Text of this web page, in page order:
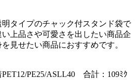
明タイプのチャック付スタンド袋で
上品さや可愛さを出したい商品企
見せたい商品におすすめです。
PET12/PE25/ASLL40 合計：109ﾐｸ